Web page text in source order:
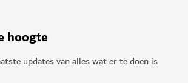
hoogte
updates van alles wat er te doen is